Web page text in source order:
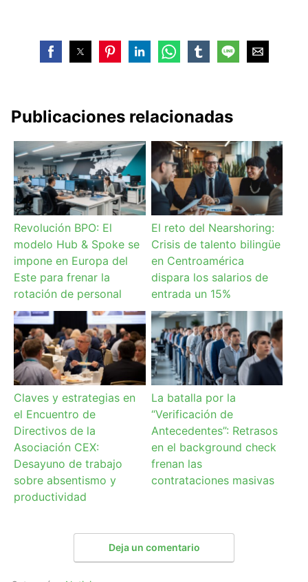
Publicaciones relacionadas
Revolución BPO: El
modelo Hub & Spoke se
impone en Europa del
Este para frenar la
rotación de personal
El reto del Nearshoring:
Crisis de talento bilingüe
en Centroamérica
dispara los salarios de
entrada un 15%
Claves y estrategias en
el Encuentro de
Directivos de la
Asociación CEX:
Desayuno de trabajo
sobre absentismo y
productividad
La batalla por la
“Verificación de
Antecedentes”: Retrasos
en el background check
frenan las
contrataciones masivas
Deja un comentario